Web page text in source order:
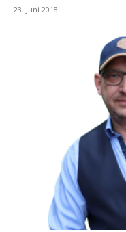
23. Juni 2018